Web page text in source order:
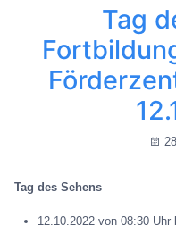
Tag
Tag des Sehens
12.10.2022 von 08:30 Uhr